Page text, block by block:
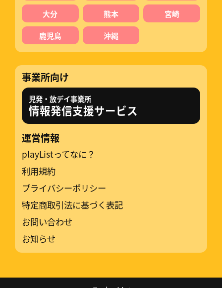
大分 熊本 宮崎
鹿児島 沖縄
事業所向け
児発・放デイ事業所
情報発信支援サービス
運営情報
playListってなに？
利用規約
プライバシーポリシー
特定商取引法に基づく表記
お問い合わせ
お知らせ